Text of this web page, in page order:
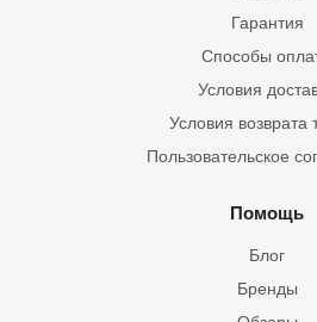
Гарантия
Способы
Условия
Условия возврата
Пользовательское
Помощь
Блог
Бренды